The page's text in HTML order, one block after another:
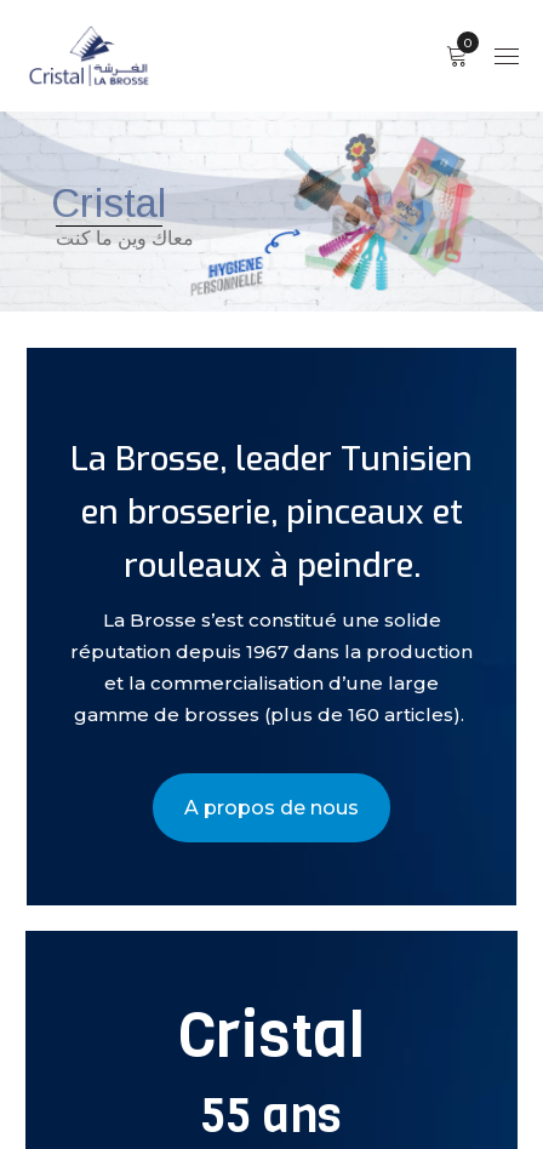
0
Cristal
معاك وين ما كنت
Cristal
معاك وين ما كنت
La Brosse, leader Tunisien
en brosserie, pinceaux et
rouleaux à peindre.
La Brosse s’est constitué une solide
réputation depuis 1967 dans la production
et la commercialisation d’une large
gamme de brosses (plus de 160 articles).
A propos de nous
Cristal
55 ans